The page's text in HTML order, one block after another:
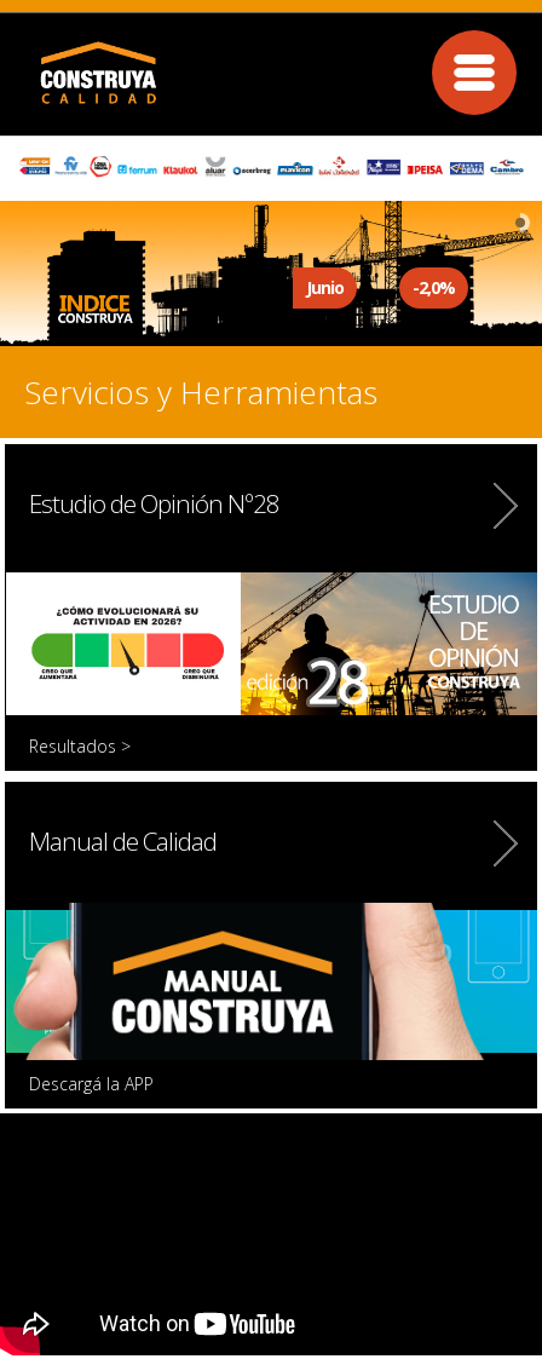
Junio -2,0%
Servicios y Herramientas
Estudio de Opinión Nº28
Resultados >
Manual de Calidad
Descargá la APP